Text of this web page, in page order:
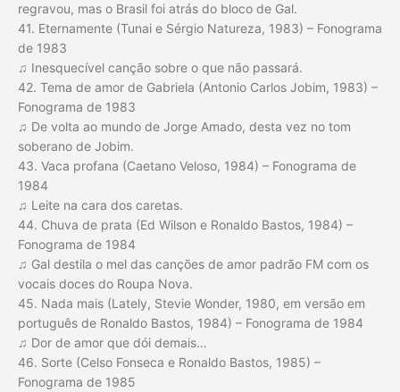
regravou, mas o Brasil foi atrás do bloco de Gal.
41. Eternamente (Tunai e Sérgio Natureza, 1983) – Fonograma
de 1983
♫ Inesquecível canção sobre o que não passará.
42. Tema de amor de Gabriela (Antonio Carlos Jobim, 1983) –
Fonograma de 1983
♫ De volta ao mundo de Jorge Amado, desta vez no tom
soberano de Jobim.
43. Vaca profana (Caetano Veloso, 1984) – Fonograma de
1984
♫ Leite na cara dos caretas.
44. Chuva de prata (Ed Wilson e Ronaldo Bastos, 1984) –
Fonograma de 1984
♫ Gal destila o mel das canções de amor padrão FM com os
vocais doces do Roupa Nova.
45. Nada mais (Lately, Stevie Wonder, 1980, em versão em
português de Ronaldo Bastos, 1984) – Fonograma de 1984
♫ Dor de amor que dói demais…
46. Sorte (Celso Fonseca e Ronaldo Bastos, 1985) –
Fonograma de 1985